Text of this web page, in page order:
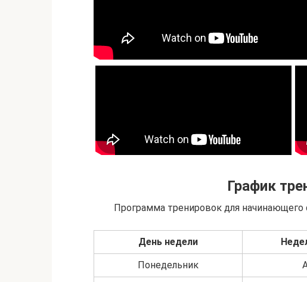
График
Программа тренировок для
День недели
Понедельник